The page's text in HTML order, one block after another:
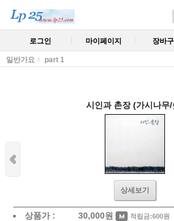
로그인 마이페이지 장바
일반가요 part 1
시인과 촌장 (가시나무/
상세보기
상품가 : 30,000원 적립금:600원